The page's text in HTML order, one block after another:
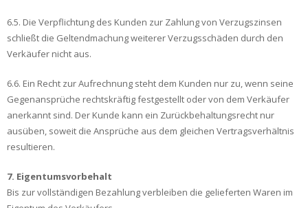
6.5. Die Verpflichtung des Kunden zur Zahlung von Verzugszinsen
schließt die Geltendmachung weiterer Verzugsschäden durch den
Verkäufer nicht aus.
6.6. Ein Recht zur Aufrechnung steht dem Kunden nur zu, wenn seine
Gegenansprüche rechtskräftig festgestellt oder von dem Verkäufer
anerkannt sind. Der Kunde kann ein Zurückbehaltungsrecht nur
ausüben, soweit die Ansprüche aus dem gleichen Vertragsverhältnis
resultieren.
7. Eigentumsvorbehalt
Bis zur vollständigen Bezahlung verbleiben die gelieferten Waren im